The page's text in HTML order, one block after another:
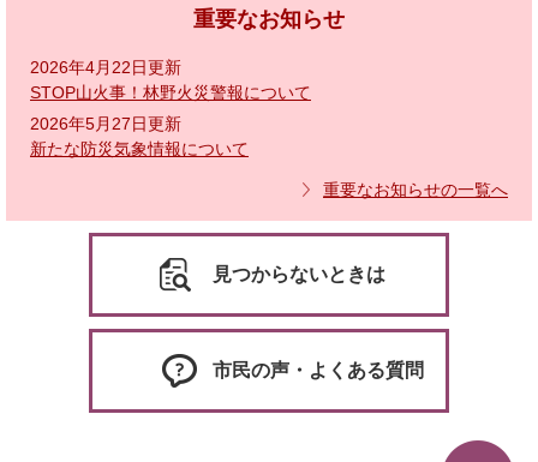
重要なお知らせ
2026年4月22日更新
STOP山火事！林野火災警報について
2026年5月27日更新
新たな防災気象情報について
重要なお知らせの一覧へ
見つからないときは
市民の声・よくある質問